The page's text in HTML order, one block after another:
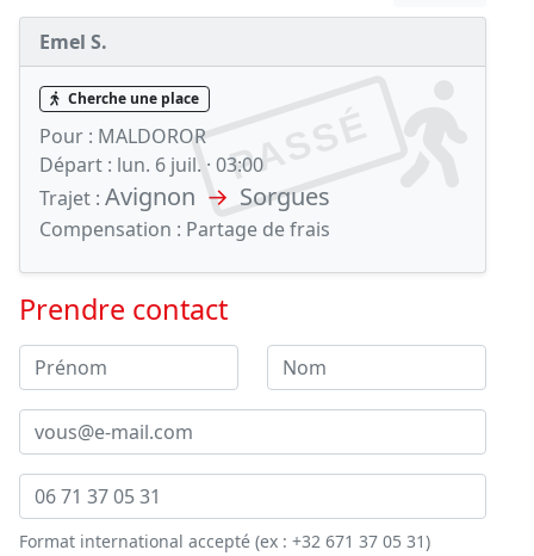
Emel S.
PASSÉ
Cherche une place
Pour : MALDOROR
Départ : lun. 6 juil. · 03:00
Trajet : Avignon → Sorgues
Compensation : Partage de frais
Prendre contact
Format international accepté (ex : +32 671 37 05 31)